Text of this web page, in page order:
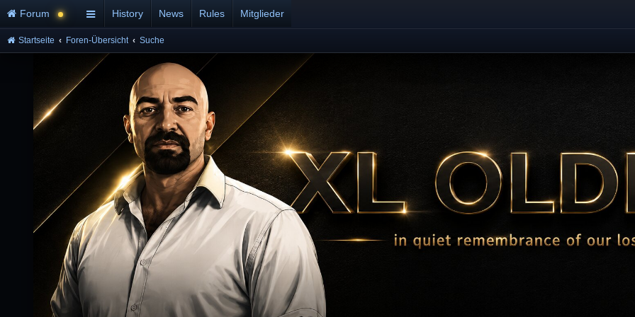
Forum History News Rules Mitglieder
Startseite Foren-Übersicht Suche